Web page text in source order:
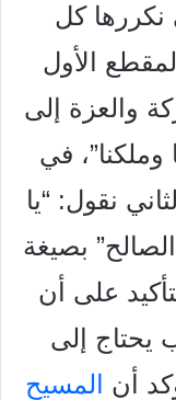
نكررها كل
المقطع الأول
والعزة إلى
وملكنا”، في
نقول: “يا
بصيغة
على أن
يحتاج إلى
أن
المسيح